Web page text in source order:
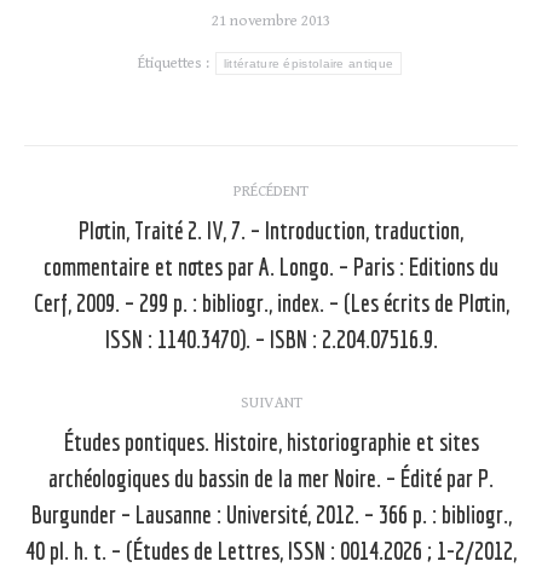
21 novembre 2013
Étiquettes : littérature épistolaire antique
article
PRÉCÉDENT
Article
précédent
:
Plotin, Traité 2. IV, 7. – Introduction, traduction,
commentaire et notes par A. Longo. – Paris : Editions du
Cerf, 2009. – 299 p. : bibliogr., index. – (Les écrits de Plotin,
ISSN : 1140.3470). – ISBN : 2.204.07516.9.
SUIVANT
Article
suivant
Études pontiques. Histoire, historiographie et sites
archéologiques du bassin de la mer Noire. – Édité par P.
Burgunder – Lausanne : Université, 2012. – 366 p. : bibliogr.,
40 pl. h. t. – (Études de Lettres, ISSN : 0014.2026 ; 1-2/2012,